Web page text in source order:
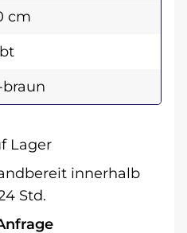
cm
Lager
innerhalb
Std.